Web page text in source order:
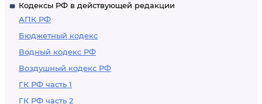
Кодексы РФ в действующей редакции
АПК РФ
Бюджетный кодекс
Водный кодекс РФ
Воздушный кодекс РФ
ГК РФ часть 1
ГК РФ часть 2